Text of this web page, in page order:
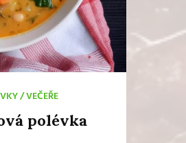
/VEČEŘE
polévka